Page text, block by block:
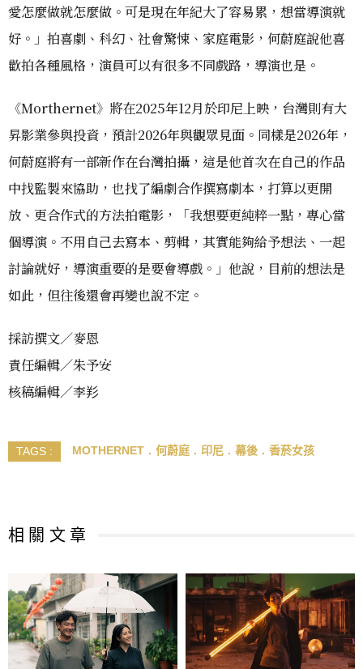
愛怎麼做就怎麼做。可是現在年紀大了容易累，想當導演就
好。」拍喜劇、科幻、社會驚悚、家庭電影，何蔚庭說他喜
歡拍各種風格，演員可以有很多不同戲路，導演也是。
《Morthernet》將在2025年12月於印尼上映，台灣則有大
昇影業參與投資，預計2026年與觀眾見面。同樣是2026年，
何蔚庭將有一部新作在台灣拍攝，這是他首次在自己的作品
中找監製來協助，也找了編劇合作撰寫劇本，打算以更開
放、更合作式的方法拍電影，「我想要更純粹一點，專心當
個導演。不用自己去寫本、剪輯，其實能夠給予想法、一起
討論就好，導演重要的是要會導戲。」他說，目前的想法是
如此，但往後還會再變也說不定。
採訪撰文／麥恩
責任編輯／朱予安
核稿編輯／李羏
TAGS : MOTHERNET 何蔚庭 印尼 幕後 香菸女孩
相 關 文 章